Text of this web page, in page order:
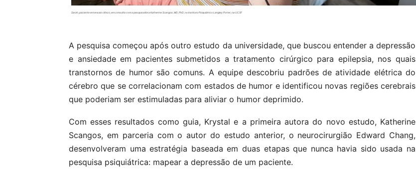
Sarah, paciente em ensaio clínico, em consulta com a pesquisadora Katherine Scangos, MD, PhD, no Instituto Psiquiátrico Langley Porter, na UCSF
A pesquisa começou após outro estudo da universidade, que buscou entender a depressão
e ansiedade em pacientes submetidos a tratamento cirúrgico para epilepsia, nos quais
transtornos de humor são comuns. A equipe descobriu padrões de atividade elétrica do
cérebro que se correlacionam com estados de humor e identificou novas regiões cerebrais
que poderiam ser estimuladas para aliviar o humor deprimido.
Com esses resultados como guia, Krystal e a primeira autora do novo estudo, Katherine
Scangos, em parceria com o autor do estudo anterior, o neurocirurgião Edward Chang,
desenvolveram uma estratégia baseada em duas etapas que nunca havia sido usada na
pesquisa psiquiátrica: mapear a depressão de um paciente.